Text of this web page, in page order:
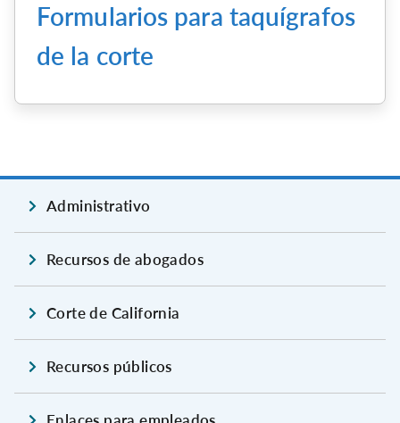
Formularios para taquígrafos
de la corte
Administrativo
Recursos de abogados
Corte de California
Recursos públicos